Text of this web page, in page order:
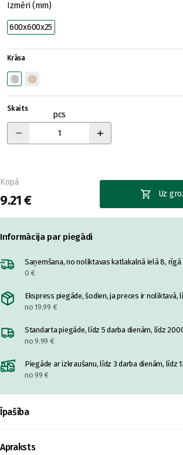
Izmēri (mm)
600x600x25
Krāsa
Skaits
pcs
Kopā
9.21 € Uz
Informācija par piegādi
Saņemšana, no noliktavas katlakalnā ielā 8, rīgā
0 €
Ekspress piegāde, šodien, ja preces ir noliktavā,
no 19.99 €
Standarta piegāde, līdz 5 darba dienām, līdz
no 9.99 €
Piegāde ar izkraušanu, līdz 3 darba dienām, līdz
no 99 €
Īpašība
Apraksts